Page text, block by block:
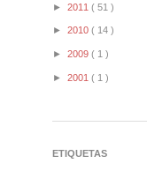
► 2011 ( 51 )
► 2010 ( 14 )
► 2009 ( 1 )
► 2001 ( 1 )
ETIQUETAS